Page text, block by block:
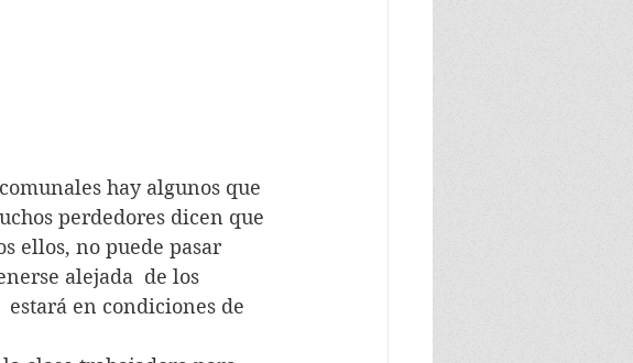
hay algunos que
perdedores dicen que
ellos, no puede pasar
alejada  de los
estará en condiciones de